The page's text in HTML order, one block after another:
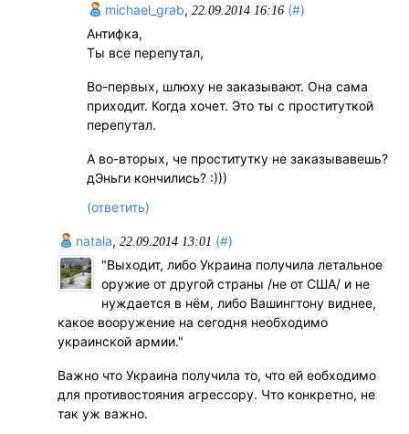
michael_grab,22.09.2014 16:16 (#)
Антифка,
Ты все перепутал,
Во-первых, шлюху не заказывают. Она сама
приходит. Когда хочет. Это ты с проституткой
перепутал.
А во-вторых, че проститутку не заказывавешь?
дЭньги кончились? :)))
(ответить)
natala, 22.09.2014 13:01 (#)
"Выходит, либо Украина получила летальное
оружие от другой страны /не от США/ и не
нуждается в нём, либо Вашингтону виднее,
какое вооружение на сегодня необходимо
украинской армии."
Важно что Украина получила то, что ей еобходимо
для противостояния агрессору. Что конкретно, не
так уж важно.